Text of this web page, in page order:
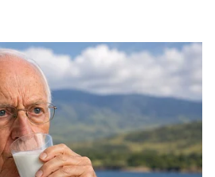
ಉದಯ ಶುಭಕರವಾಗಿರುತ್ತದೆ.
ಸಿಗುತ್ತದೆ. ಆತ್ಮವಿಶ್ವಾಸ
ಸುಧಾರಿಸುತ್ತದೆ. ಉದ್ಯಮಿಗಳು
ನೋಡುತ್ತಾರೆ. ಕುಟುಂಬ